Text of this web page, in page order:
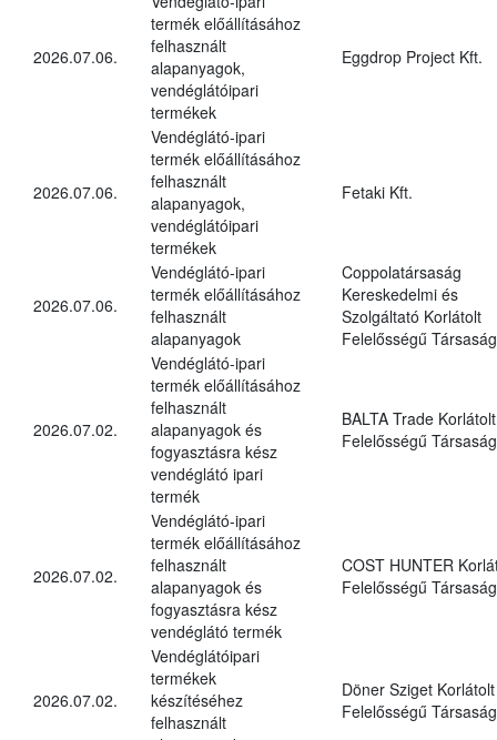
2026.07.06.
termék előállításához
felhasznált
alapanyagok,
vendéglátóipari
termékek
Eggdrop Project Kft.
2026.07.06.
Vendéglátó-ipari
termék előállításához
felhasznált
alapanyagok,
vendéglátóipari
termékek
Fetaki Kft.
2026.07.06.
Vendéglátó-ipari
termék előállításához
felhasznált
alapanyagok
Coppolatársaság
Kereskedelmi és
Szolgáltató Korlátolt
Felelősségű Társaság
2026.07.02.
Vendéglátó-ipari
termék előállításához
felhasznált
alapanyagok és
fogyasztásra kész
vendéglátó ipari
termék
BALTA Trade Korlátolt
Felelősségű Társaság
2026.07.02.
Vendéglátó-ipari
termék előállításához
felhasznált
alapanyagok és
fogyasztásra kész
vendéglátó termék
COST HUNTER
Felelősségű Társaság
2026.07.02.
Vendéglátóipari
termékek
készítéséhez
felhasznált
Döner Sziget Korlátolt
Felelősségű Társaság